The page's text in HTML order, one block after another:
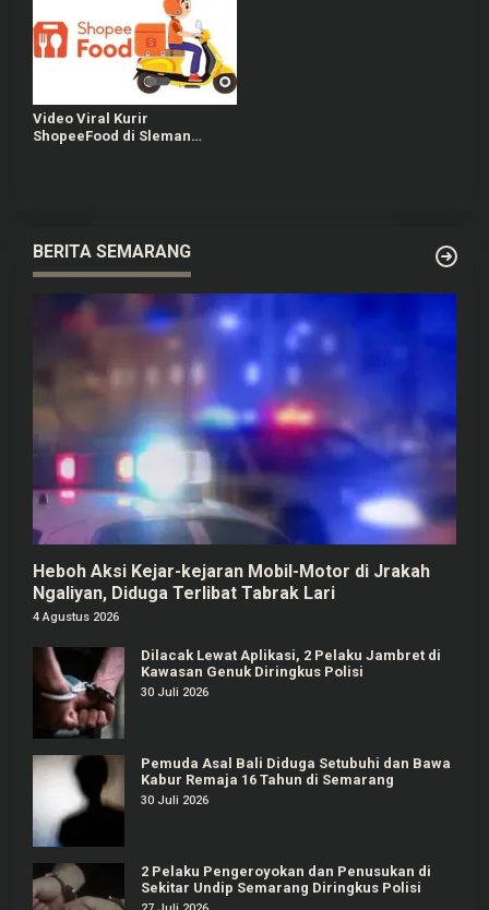
Video Viral Kurir
ShopeeFood di Sleman
BERITA SEMARANG
Heboh Aksi Kejar-kejaran Mobil-Motor di Jrakah
Ngaliyan, Diduga Terlibat Tabrak Lari
4 Agustus 2026
Dilacak Lewat Aplikasi, 2 Pelaku Jambret di
Kawasan Genuk Diringkus Polisi
30 Juli 2026
Pemuda Asal Bali Diduga Setubuhi dan Bawa
Kabur Remaja 16 Tahun di Semarang
30 Juli 2026
2 Pelaku Pengeroyokan dan Penusukan di
Sekitar Undip Semarang Diringkus Polisi